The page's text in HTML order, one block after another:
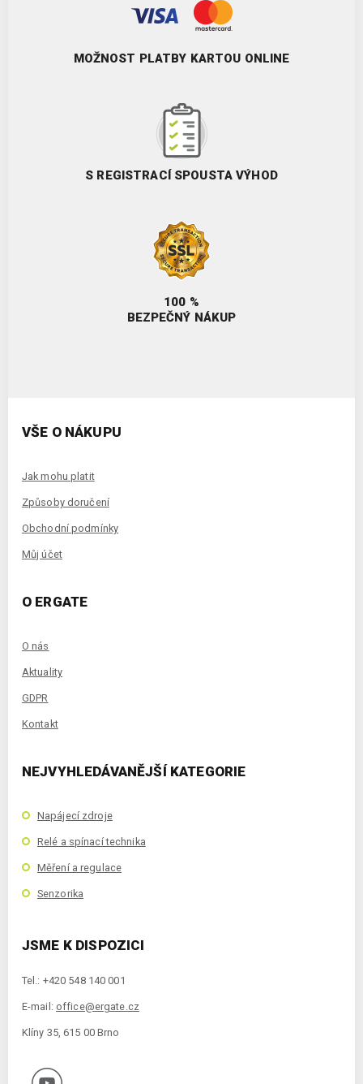
MOŽNOST PLATBY KARTOU ONLINE
S REGISTRACÍ SPOUSTA VÝHOD
100 %
BEZPEČNÝ NÁKUP
VŠE O NÁKUPU
Jak mohu platit
Způsoby doručení
Obchodní podmínky
Můj účet
O ERGATE
O nás
Aktuality
GDPR
Kontakt
NEJVYHLEDÁVANĚJŠÍ KATEGORIE
Napájecí zdroje
Relé a spínací technika
Měření a regulace
Senzorika
JSME K DISPOZICI
Tel.: +420 548 140 001
E-mail: office@ergate.cz
Klíny 35, 615 00 Brno